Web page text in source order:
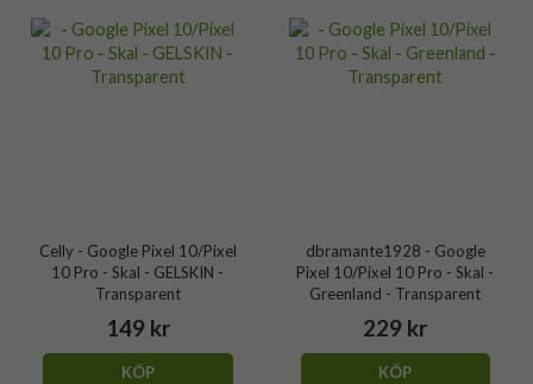
Celly - Google Pixel 10/Pixel
10 Pro - Skal - GELSKIN -
Transparent
149 kr
KÖP
dbramante1928 - Google
Pixel 10/Pixel 10 Pro - Skal -
Greenland - Transparent
229 kr
KÖP